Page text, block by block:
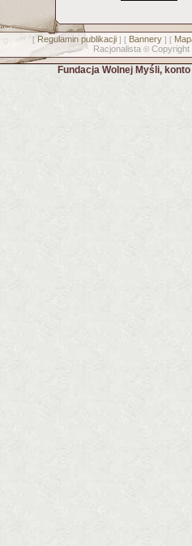
[ Regulamin publikacji] [ Bannery] [
Racjonalista © Copyright
Fundacja Wolnej Myśli,